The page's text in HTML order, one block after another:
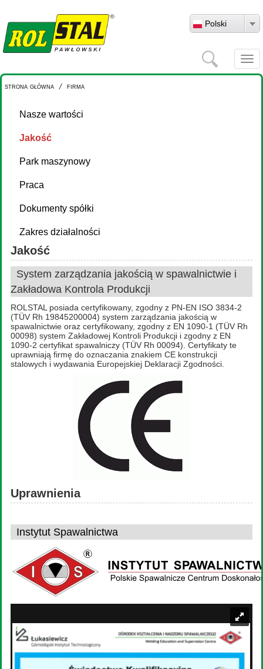
Polski
Szukaj
strona główna / firma
Nasze wartości
Jakość
Park maszynowy
Praca
Dokumenty spółki
Zakres działalności
Jakość
System zarządzania jakością w spawalnictwie i
Zakładowa Kontrola Produkcji
ROLSTAL posiada certyfikowany, zgodny z PN-EN ISO 3834-2
(TÜV Rh 19845200004) system zarządzania jakością w
spawalnictwie oraz certyfikowany, zgodny z EN 1090-1 (TÜV Rh
00098) system Zakładowej Kontroli Produkcji i zgodny z EN
1090-2 certyfikat spawalniczy (TÜV Rh 00094). Certyfikaty te
uprawniają firmę do oznaczania znakiem CE konstrukcji
stalowych i wydawania Europejskiej Deklaracji Zgodności.
Uprawnienia
Instytut Spawalnictwa